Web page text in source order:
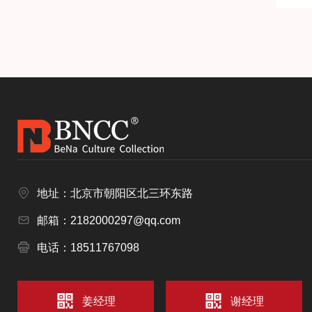
地址：北京市朝阳区北三环东路
邮箱：2182000297@qq.com
电话：18511767098
姜经理 谢经理